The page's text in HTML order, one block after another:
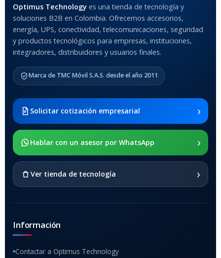
Anti-Shock
MODELO DE TABLETS
COMPATIBLES
2021 SM-x200 / Samsung
Galaxy Tab A8 10.5 2021 SM-
x205
SOPORTE DE APOYO
Optimus Technology es una tienda de tecnología y
soluciones B2B en Colombia. Ofrecemos accesorios,
energía, UPS, conectividad, telecomunicaciones, seguridad
y productos tecnológicos para empresas, instituciones,
integradores, distribuidores y usuarios finales.
Marca de TMC Móvil S.A.S. desde el año 2011
Solicitar cotización empresarial ›
Hablar con un asesor por WhatsApp ›
Ver tienda de tecnología ›
Información
Contactar a Optimus Technology